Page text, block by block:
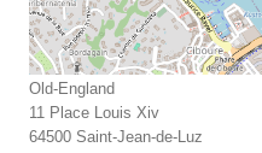
Old-England
11 Place Louis Xiv
64500 Saint-Jean-de-Luz